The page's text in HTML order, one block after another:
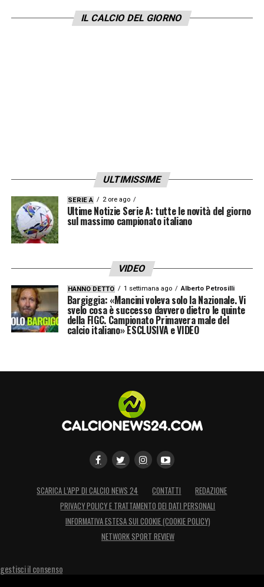
Thorell, Boudry; Nijie, Swedberg,
Backstrom.
IL CALCIO DEL GIORNO
ULTIMISSIME
SERIE A 2 ore ago
Ultime Notizie Serie A: tutte le novità del giorno
sul massimo campionato italiano
VIDEO
HANNO DETTO 1 settimana ago Alberto Petrosilli
Bargiggia: «Mancini voleva solo la Nazionale. Vi
svelo cosa è successo davvero dietro le quinte
della FIGC. Campionato Primavera male del
calcio italiano» ESCLUSIVA e VIDEO
SCARICA L’APP DI CALCIO NEWS 24 CONTATTI
REDAZIONE
PRIVACY POLICY E TRATTAMENTO DEI DATI PERSONALI
INFORMATIVA ESTESA SUI COOKIE (COOKIE POLICY)
NETWORK SPORT REVIEW
gestisci il consenso